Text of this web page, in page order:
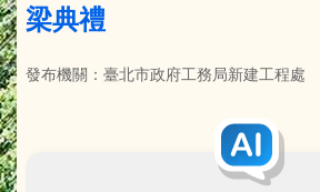
梁典禮
發布機關：臺北市政府工務局新建工程處